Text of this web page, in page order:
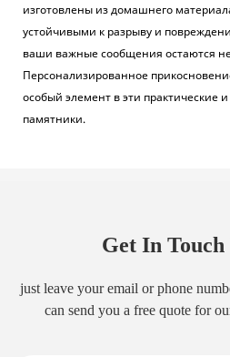
изготовлены из домашнего
устойчивыми к разрыву и
ваши важные сообщения остаются
Персонализированное
особый элемент в эти практические
памятники.
Get In
just leave your email or phone
can send you a free quote for